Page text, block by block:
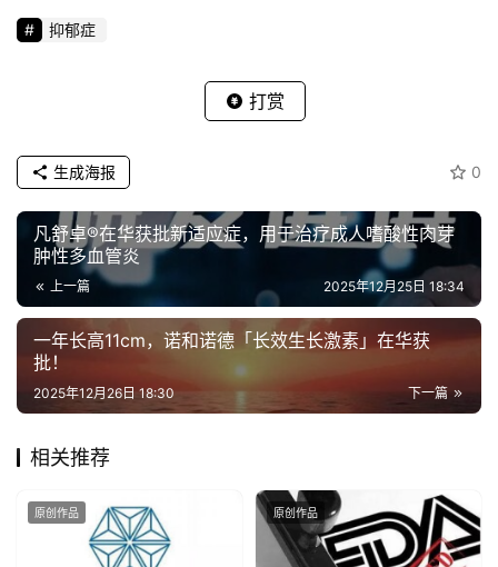
抑郁症
打赏
0
生成海报
凡舒卓®在华获批新适应症，用于治疗成人嗜酸性肉芽
肿性多血管炎
上一篇 2025年12月25日 18:34
一年长高11cm，诺和诺德「长效生长激素」在华获
批！
下一篇
2025年12月26日 18:30
相关推荐
原创作品 原创作品